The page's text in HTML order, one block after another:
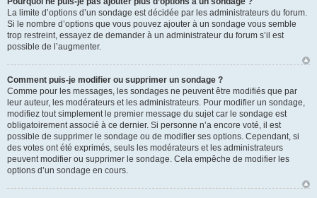
La limite d’options d’un sondage est décidée par les administrateurs du forum.
Si le nombre d’options que vous pouvez ajouter à un sondage vous semble
trop restreint, essayez de demander à un administrateur du forum s’il est
possible de l’augmenter.
Comment puis-je modifier ou supprimer un sondage ?
Comme pour les messages, les sondages ne peuvent être modifiés que par
leur auteur, les modérateurs et les administrateurs. Pour modifier un sondage,
modifiez tout simplement le premier message du sujet car le sondage est
obligatoirement associé à ce dernier. Si personne n’a encore voté, il est
possible de supprimer le sondage ou de modifier ses options. Cependant, si
des votes ont été exprimés, seuls les modérateurs et les administrateurs
peuvent modifier ou supprimer le sondage. Cela empêche de modifier les
options d’un sondage en cours.